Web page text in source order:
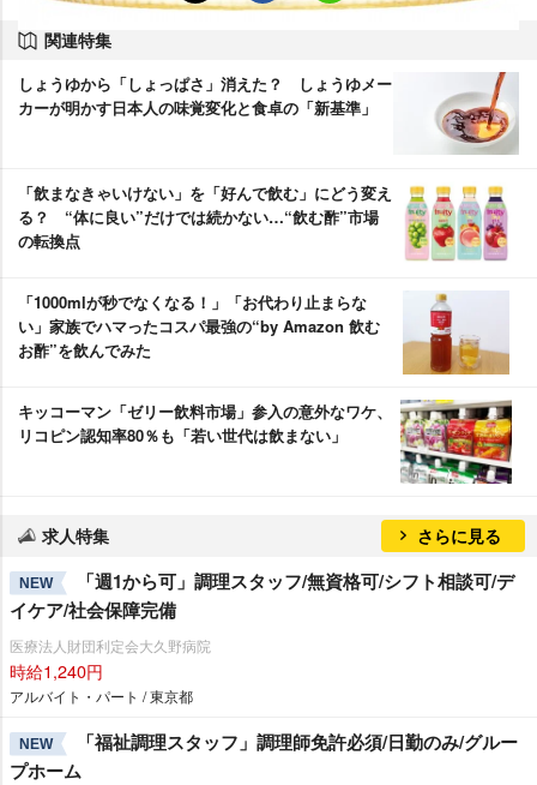
関連特集
しょうゆから「しょっぱさ」消えた？ しょうゆメー
カーが明かす日本人の味覚変化と食卓の「新基準」
「飲まなきゃいけない」を「好んで飲む」にどう変え
る？ “体に良い”だけでは続かない…“飲む酢”市場
の転換点
「1000mlが秒でなくなる！」「お代わり止まらな
い」家族でハマったコスパ最強の“by Amazon 飲む
お酢”を飲んでみた
キッコーマン「ゼリー飲料市場」参入の意外なワケ、
リコピン認知率80％も「若い世代は飲まない」
求人特集 さらに見る
NEW
「週1から可」調理スタッフ/無資格可/シフト相談可/デ
イケア/社会保障完備
医療法人財団利定会大久野病院
時給1,240円
アルバイト・パート / 東京都
NEW
「福祉調理スタッフ」調理師免許必須/日勤のみ/グルー
プホーム